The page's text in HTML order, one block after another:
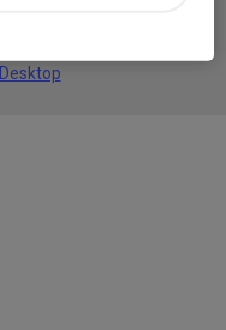
Desktop